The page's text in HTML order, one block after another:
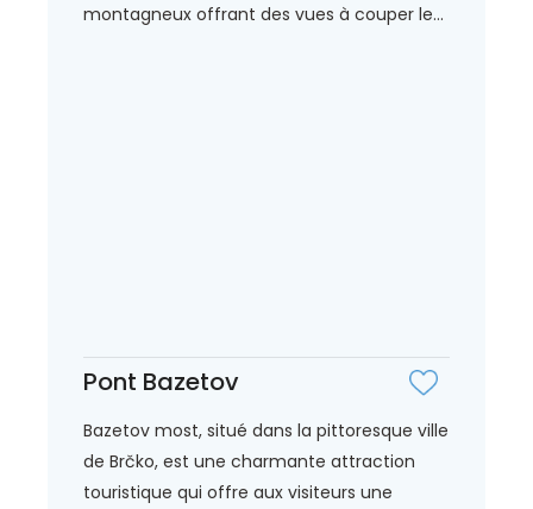
montagneux offrant des vues à couper le...
Pont Bazetov
Bazetov most, situé dans la pittoresque ville
de Brčko, est une charmante attraction
touristique qui offre aux visiteurs une